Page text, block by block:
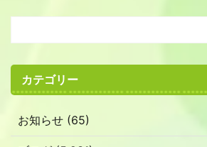
カテゴリー
お知らせ (65)